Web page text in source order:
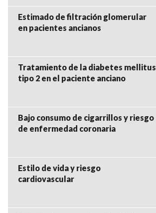
Estimado de filtración glomerular
en pacientes ancianos
Tratamiento de la diabetes mellitus
tipo 2 en el paciente anciano
Bajo consumo de cigarrillos y riesgo
de enfermedad coronaria
Estilo de vida y riesgo
cardiovascular